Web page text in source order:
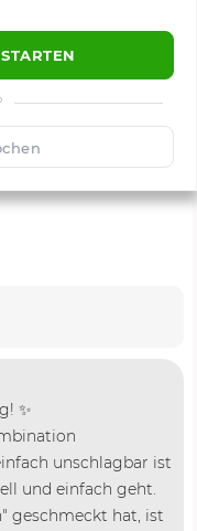
Speichern
✨
unschlagbar ist
und einfach geht.
geschmeckt hat, ist